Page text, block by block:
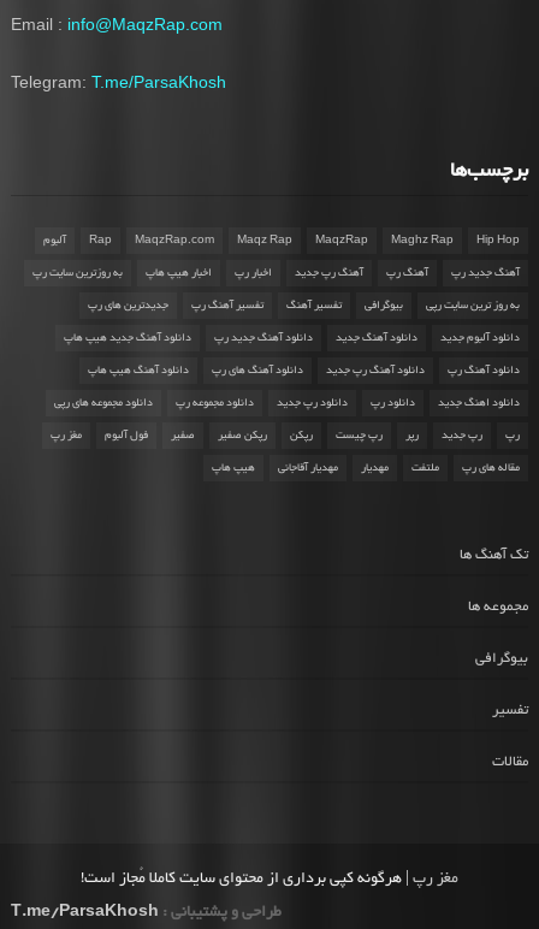
Email : info@MaqzRap.com
Telegram: T.me/ParsaKhosh
برچسب‌ها
Hip Hop
Maghz Rap
MaqzRap
Maqz Rap
MaqzRap.com
Rap آلبوم
آهنگ جدید رپ آهنگ رپ آهنگ رپ جدید اخبار رپ اخبار هیپ هاپ به روزترین سایت رپ
به روز ترین سایت رپی بیوگرافی تفسیر آهنگ تفسیر آهنگ رپ جدیدترین های رپ
دانلود آلبوم جدید دانلود آهنگ جدید دانلود آهنگ جدید رپ دانلود آهنگ جدید هیپ هاپ
دانلود آهنگ رپ دانلود آهنگ رپ جدید دانلود آهنگ های رپ دانلود آهنگ هیپ هاپ
دانلود اهنگ جدید دانلود رپ دانلود رپ جدید دانلود مجموعه رپ دانلود مجموعه های رپی
رپ رپ جدید رپر رپ چیست رپکن رپکن صفیر صفیر فول آلبوم مغز رپ
مقاله های رپ ملتفت مهدیار مهدیار آقاجانی هیپ هاپ
تک آهنگ ها
مجموعه ها
بیوگرافی
تفسیر
مقالات
مغز رپ | هرگونه کپی برداری از محتوای سایت کاملا مُجاز است!
طراحی و پشتیبانی : T.me/ParsaKhosh